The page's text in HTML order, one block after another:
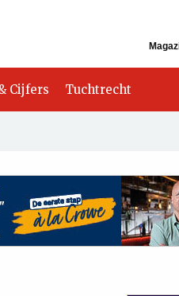
Cijfers Tuchtrecht